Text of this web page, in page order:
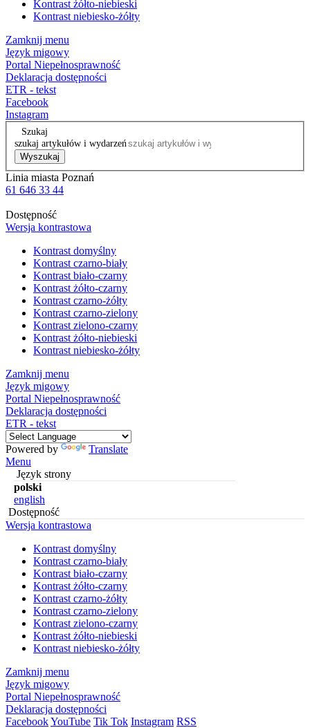
Kontrast żółto-niebieski
Kontrast niebiesko-żółty
Zamknij menu
Język migowy
Portal Niepełnosprawność
Deklaracja dostępności
ETR - tekst
Facebook
Instagram
Szukaj
szukaj artykułów i wydarzeń
Wyszukaj
Linia miasta Poznań
61 646 33 44
Dostępność
Wersja kontrastowa
Kontrast domyślny
Kontrast czarno-biały
Kontrast biało-czarny
Kontrast żółto-czarny
Kontrast czarno-żółty
Kontrast czarno-zielony
Kontrast zielono-czarny
Kontrast żółto-niebieski
Kontrast niebiesko-żółty
Zamknij menu
Język migowy
Portal Niepełnosprawność
Deklaracja dostępności
ETR - tekst
Powered by
Translate
Menu
Język strony
polski
english
Dostępność
Wersja kontrastowa
Kontrast domyślny
Kontrast czarno-biały
Kontrast biało-czarny
Kontrast żółto-czarny
Kontrast czarno-żółty
Kontrast czarno-zielony
Kontrast zielono-czarny
Kontrast żółto-niebieski
Kontrast niebiesko-żółty
Zamknij menu
Język migowy
Portal Niepełnosprawność
Deklaracja dostępności
FacebookYouTube Tik Tok Instagram RSS